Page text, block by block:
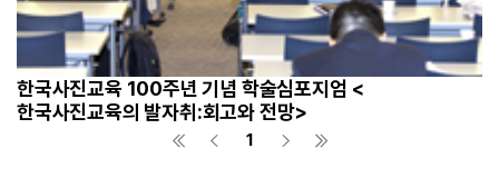
한국사진교육 100주년 기념 학술심포지엄 <
한국사진교육의 발자취:회고와 전망>
1